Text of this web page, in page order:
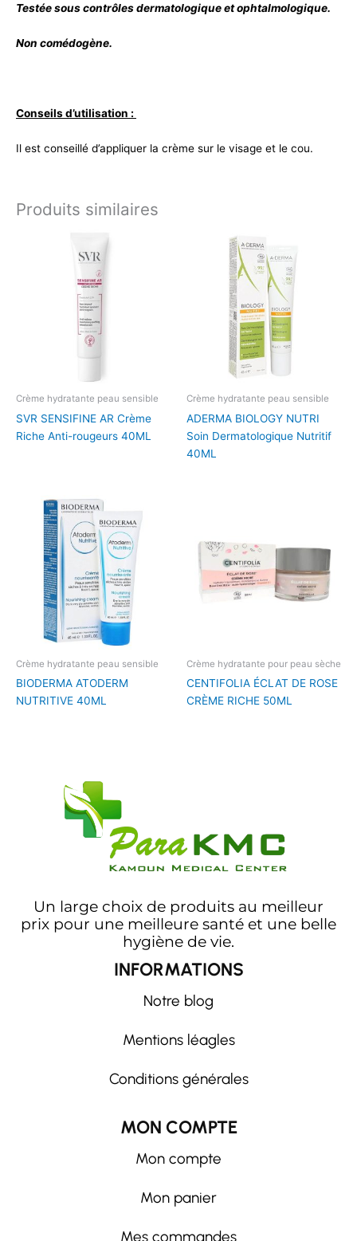
Testée sous contrôles dermatologique et ophtalmologique.
Non comédogène.
Conseils d’utilisation :
Il est conseillé d’appliquer la crème sur le visage et le cou.
Produits similaires
Crème hydratante peau sensible
SVR SENSIFINE AR Crème
Riche Anti-rougeurs 40ML
Crème hydratante peau sensible
ADERMA BIOLOGY NUTRI
Soin Dermatologique Nutritif
40ML
Crème hydratante peau sensible
BIODERMA ATODERM
NUTRITIVE 40ML
Crème hydratante pour peau sèche
CENTIFOLIA ÉCLAT DE ROSE
CRÈME RICHE 50ML
Un large choix de produits au meilleur
prix pour une meilleure santé et une belle
hygiène de vie.
INFORMATIONS
Notre blog
Mentions léagles
Conditions générales
MON COMPTE
Mon compte
Mon panier
Mes commandes